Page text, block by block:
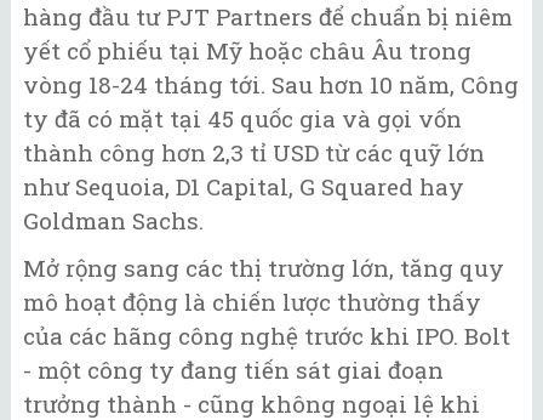
hàng đầu tư PJT Partners để chuẩn bị niêm
yết cổ phiếu tại Mỹ hoặc châu Âu trong
vòng 18-24 tháng tới. Sau hơn 10 năm, Công
ty đã có mặt tại 45 quốc gia và gọi vốn
thành công hơn 2,3 tỉ USD từ các quỹ lớn
như Sequoia, D1 Capital, G Squared hay
Goldman Sachs.
Mở rộng sang các thị trường lớn, tăng quy
mô hoạt động là chiến lược thường thấy
của các hãng công nghệ trước khi IPO. Bolt
- một công ty đang tiến sát giai đoạn
trưởng thành - cũng không ngoại lệ khi